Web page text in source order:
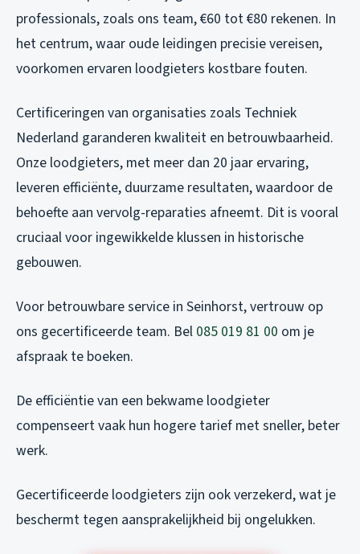
professionals, zoals ons team, €60 tot €80 rekenen. In
het centrum, waar oude leidingen precisie vereisen,
voorkomen ervaren loodgieters kostbare fouten.
Certificeringen van organisaties zoals Techniek
Nederland garanderen kwaliteit en betrouwbaarheid.
Onze loodgieters, met meer dan 20 jaar ervaring,
leveren efficiënte, duurzame resultaten, waardoor de
behoefte aan vervolg-reparaties afneemt. Dit is vooral
cruciaal voor ingewikkelde klussen in historische
gebouwen.
Voor betrouwbare service in Seinhorst, vertrouw op
ons gecertificeerde team. Bel 085 019 81 00 om je
afspraak te boeken.
De efficiëntie van een bekwame loodgieter
compenseert vaak hun hogere tarief met sneller, beter
werk.
Gecertificeerde loodgieters zijn ook verzekerd, wat je
beschermt tegen aansprakelijkheid bij ongelukken.